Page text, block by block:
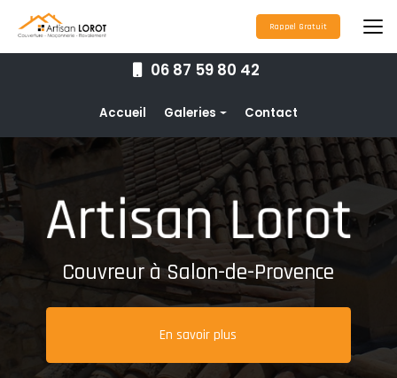
contenu
principal
06 87 59 80 42
Accueil Galeries
Couverture
Nettoyage toiture
Ravalement de façade
Étanchéité toiture
Maçonnerie
Pose de gouttières
Contact
Rappel Gratuit
Couvreur à Salon-de-Provence
En savoir plus